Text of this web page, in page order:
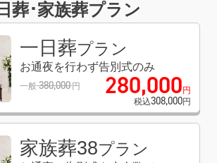
葬･家族葬プラン
一日葬プラン
お通夜を行わず告別式のみ
一般380,000 円 280,000円
税込308,000円
家族葬38プラン